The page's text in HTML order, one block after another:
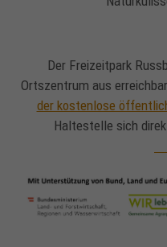
Der Freizeitpark
Ortszentrum aus
der kostenlose
Haltestelle sich